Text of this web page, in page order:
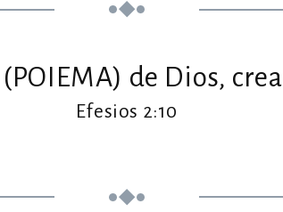
de Dios,
Efesios 2:10